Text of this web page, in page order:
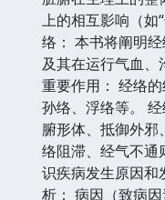
上的相互影响（如
络： 本书将阐明
及其在运行气血、
重要作用： 经络的
孙络、浮络等。
腑形体、抵御外邪
络阻滞、经气不通
识疾病发生原因和
析： 病因（致病因